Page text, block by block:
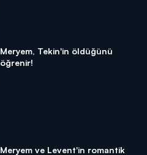
Meryem, Tekin'in öldüğünü
öğrenir!
Meryem ve Levent'in romantik